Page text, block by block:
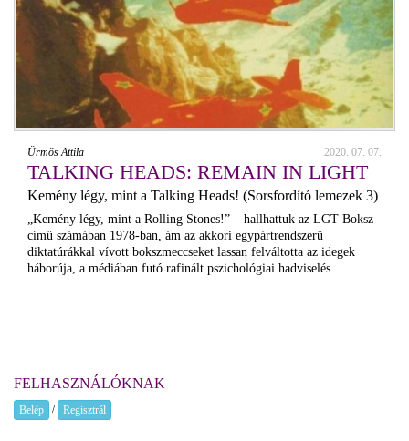
Ürmös Attila 2020. 07. 07.
TALKING HEADS: REMAIN IN LIGHT
Kemény légy, mint a Talking Heads! (Sorsfordító lemezek 3)
„Kemény légy, mint a Rolling Stones!” – hallhattuk az LGT Boksz
című számában 1978-ban, ám az akkori egypártrendszerű
diktatúrákkal vívott bokszmeccseket lassan felváltotta az idegek
háborúja, a médiában futó rafinált pszichológiai hadviselés
FELHASZNÁLÓKNAK
Belép / Regisztrál